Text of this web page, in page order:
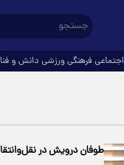
اجتماعی فرهنگیورزشی دانش و
طوفان درویش در